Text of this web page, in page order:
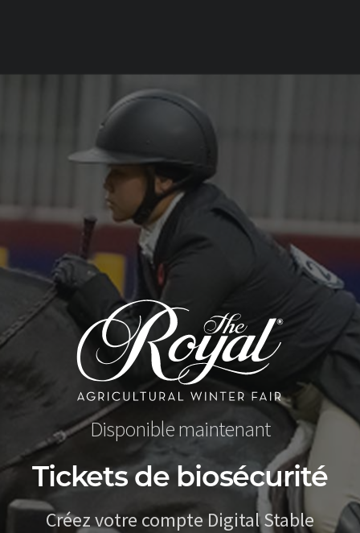
Disponible maintenant
Tickets de biosécurité
Créez votre compte Digital Stable